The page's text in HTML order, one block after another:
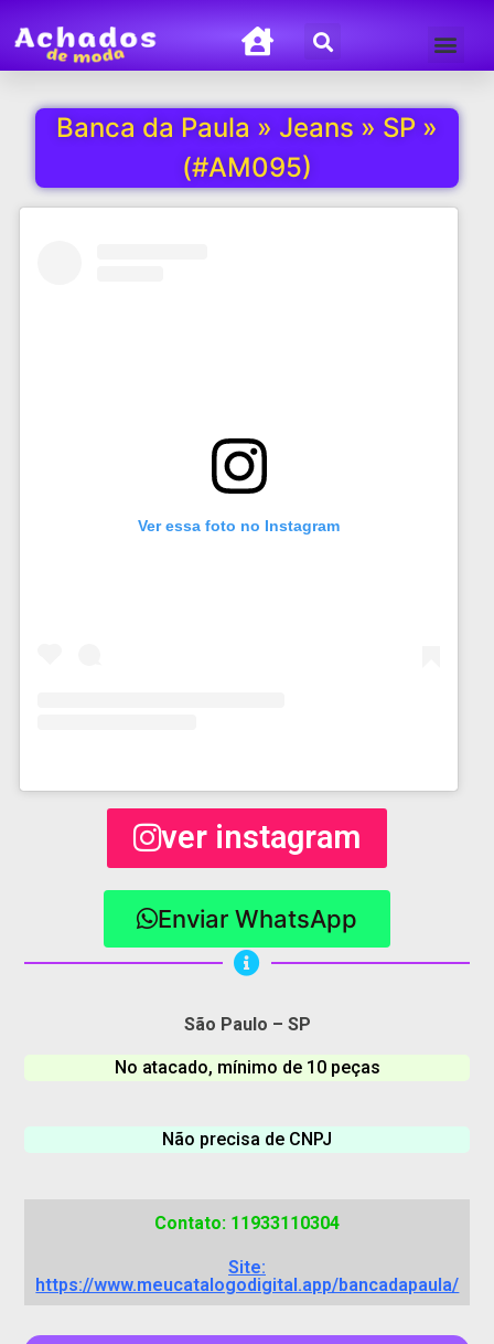
Banca da Paula » Jeans » SP »
(#AM095)
Ver essa foto no Instagram
ver instagram
Enviar WhatsApp
São Paulo – SP
No atacado, mínimo de 10 peças
Não precisa de CNPJ
Contato: 11933110304
Site:
https://www.meucatalogodigital.app/bancadapaula/